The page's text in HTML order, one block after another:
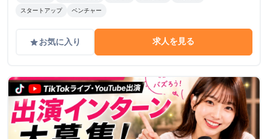
スタートアップ ベンチャー
gradeお気に入り 求人を見る